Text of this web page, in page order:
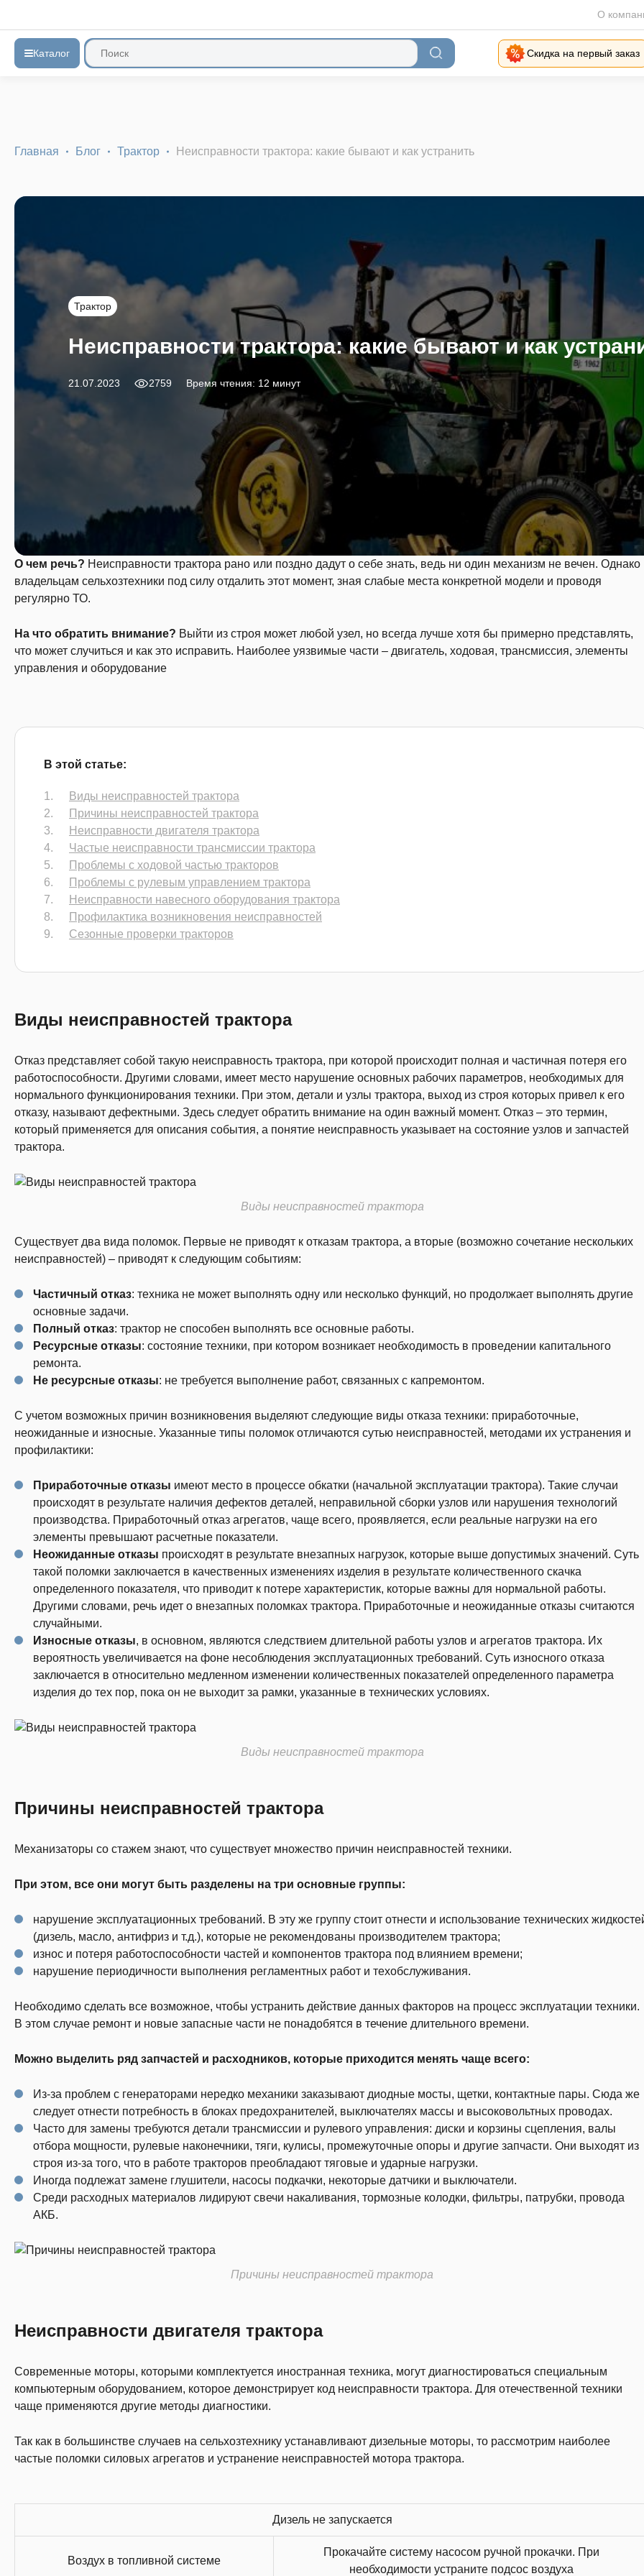
О
Каталог Скидка на первый заказ
Главная Блог Трактор Неисправности трактора: какие бывают и как устранить
Трактор
Неисправности трактора: какие бывают и как
21.07.2023 2759 Время чтения: 12 минут
О чем речь? Неисправности трактора рано или поздно дадут о себе знать, ведь ни один механизм не вечен. Однако
владельцам сельхозтехники под силу отдалить этот момент, зная слабые места конкретной модели и проводя
регулярно ТО.
На что обратить внимание? Выйти из строя может любой узел, но всегда лучше хотя бы примерно представлять,
что может случиться и как это исправить. Наиболее уязвимые части – двигатель, ходовая, трансмиссия, элементы
управления и оборудование
В этой статье:
Виды неисправностей трактора
Причины неисправностей трактора
Неисправности двигателя трактора
Частые неисправности трансмиссии трактора
Проблемы с ходовой частью тракторов
Проблемы с рулевым управлением трактора
Неисправности навесного оборудования трактора
Профилактика возникновения неисправностей
Сезонные проверки тракторов
Виды неисправностей трактора
Отказ представляет собой такую неисправность трактора, при которой происходит полная и частичная потеря его
работоспособности. Другими словами, имеет место нарушение основных рабочих параметров, необходимых для
нормального функционирования техники. При этом, детали и узлы трактора, выход из строя которых привел к его
отказу, называют дефектными. Здесь следует обратить внимание на один важный момент. Отказ – это термин,
который применяется для описания события, а понятие неисправность указывает на состояние узлов и запчастей
трактора.
Виды неисправностей трактора
Существует два вида поломок. Первые не приводят к отказам трактора, а вторые (возможно сочетание нескольких
неисправностей) – приводят к следующим событиям:
Частичный отказ: техника не может выполнять одну или несколько функций, но продолжает выполнять другие
основные задачи.
Полный отказ: трактор не способен выполнять все основные работы.
Ресурсные отказы: состояние техники, при котором возникает необходимость в проведении капитального
ремонта.
Не ресурсные отказы: не требуется выполнение работ, связанных с капремонтом.
С учетом возможных причин возникновения выделяют следующие виды отказа техники: приработочные,
неожиданные и износные. Указанные типы поломок отличаются сутью неисправностей, методами их устранения и
профилактики:
Приработочные отказы имеют место в процессе обкатки (начальной эксплуатации трактора). Такие случаи
происходят в результате наличия дефектов деталей, неправильной сборки узлов или нарушения технологий
производства. Приработочный отказ агрегатов, чаще всего, проявляется, если реальные нагрузки на его
элементы превышают расчетные показатели.
Неожиданные отказы происходят в результате внезапных нагрузок, которые выше допустимых значений. Суть
такой поломки заключается в качественных изменениях изделия в результате количественного скачка
определенного показателя, что приводит к потере характеристик, которые важны для нормальной работы.
Другими словами, речь идет о внезапных поломках трактора. Приработочные и неожиданные отказы считаются
случайными.
Износные отказы, в основном, являются следствием длительной работы узлов и агрегатов трактора. Их
вероятность увеличивается на фоне несоблюдения эксплуатационных требований. Суть износного отказа
заключается в относительно медленном изменении количественных показателей определенного параметра
изделия до тех пор, пока он не выходит за рамки, указанные в технических условиях.
Виды неисправностей трактора
Причины неисправностей трактора
Механизаторы со стажем знают, что существует множество причин неисправностей техники.
При этом, все они могут быть разделены на три основные группы:
нарушение эксплуатационных требований. В эту же группу стоит отнести и использование технических
(дизель, масло, антифриз и т.д.), которые не рекомендованы производителем трактора;
износ и потеря работоспособности частей и компонентов трактора под влиянием времени;
нарушение периодичности выполнения регламентных работ и техобслуживания.
Необходимо сделать все возможное, чтобы устранить действие данных факторов на процесс эксплуатации техники.
В этом случае ремонт и новые запасные части не понадобятся в течение длительного времени.
Можно выделить ряд запчастей и расходников, которые приходится менять чаще всего:
Из-за проблем с генераторами нередко механики заказывают диодные мосты, щетки, контактные пары. Сюда же
следует отнести потребность в блоках предохранителей, выключателях массы и высоковольтных проводах.
Часто для замены требуются детали трансмиссии и рулевого управления: диски и корзины сцепления, валы
отбора мощности, рулевые наконечники, тяги, кулисы, промежуточные опоры и другие запчасти. Они выходят из
строя из-за того, что в работе тракторов преобладают тяговые и ударные нагрузки.
Иногда подлежат замене глушители, насосы подкачки, некоторые датчики и выключатели.
Среди расходных материалов лидируют свечи накаливания, тормозные колодки, фильтры, патрубки, провода
АКБ.
Причины неисправностей трактора
Неисправности двигателя трактора
Современные моторы, которыми комплектуется иностранная техника, могут диагностироваться специальным
компьютерным оборудованием, которое демонстрирует код неисправности трактора. Для отечественной техники
чаще применяются другие методы диагностики.
Так как в большинстве случаев на сельхозтехнику устанавливают дизельные моторы, то рассмотрим наиболее
частые поломки силовых агрегатов и устранение неисправностей мотора трактора.
Дизель не запускается
Воздух в топливной системе
Прокачайте систему насосом ручной прокачки. При
необходимости устраните подсос воздуха